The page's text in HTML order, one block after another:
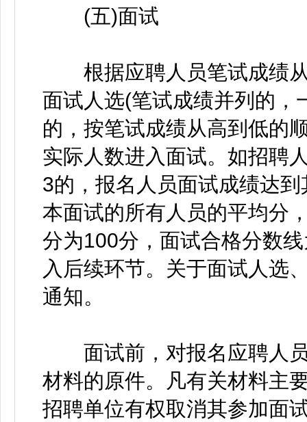
(五)面试
根据应聘人员笔试成绩从
面试人选(笔试成绩并列的，
的，按笔试成绩从高到低的
实际人数进入面试。如招聘
3的，报名人员面试成绩达
本面试的所有人员的平均分
分为100分，面试合格分数
入后续环节。关于面试人选
通知。
面试前，对报名应聘人员
材料的原件。凡有关材料主
招聘单位有权取消其参加面